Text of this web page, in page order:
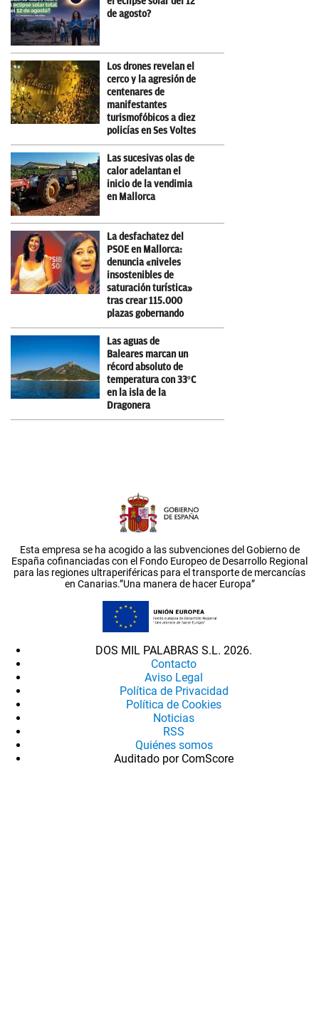
de agosto?
Los drones revelan el
cerco y la agresión de
centenares de
manifestantes
turismofóbicos a diez
policías en Ses Voltes
Las sucesivas olas de
calor adelantan el
inicio de la vendimia
en Mallorca
La desfachatez del
PSOE en Mallorca:
denuncia «niveles
insostenibles de
saturación turística»
tras crear 115.000
plazas gobernando
Las aguas de
Baleares marcan un
récord absoluto de
temperatura con 33ºC
en la isla de la
Dragonera
Esta empresa se ha acogido a las subvenciones del Gobierno de
España cofinanciadas con el Fondo Europeo de Desarrollo Regional
para las regiones ultraperiféricas para el transporte de mercancías
en Canarias.”Una manera de hacer Europa”
DOS MIL PALABRAS S.L. 2026.
Contacto
Aviso Legal
Política de Privacidad
Política de Cookies
Noticias
RSS
Quiénes somos
Auditado por ComScore